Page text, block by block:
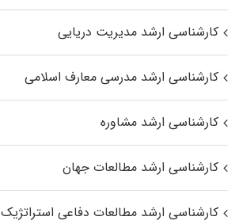
کارشناسی ارشد مدیریت دریایی
کارشناسی ارشد مدرسی معارف اسلامی
کارشناسی ارشد مشاوره
کارشناسی ارشد مطالعات جهان
کارشناسی ارشد مطالعات دفاعی استراتژیک